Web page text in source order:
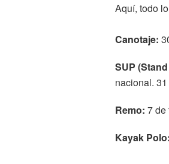
Aquí, todo
Canotaje:
SUP
nacional.
Remo: 7 de
Kayak Polo: